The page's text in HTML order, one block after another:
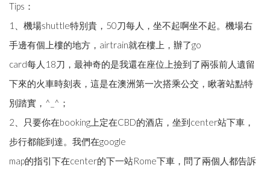
Tips：
1、機場shuttle特別貴，50刀每人，坐不起啊坐不起。機場右
手邊有個上樓的地方，airtrain就在樓上，辦了go
card每人18刀，最神奇的是我還在座位上撿到了兩張前人遺留
下來的火車時刻表，這是在澳洲第一次搭乘公交，瞅著站點特
別踏實，^_^；
2、只要你在booking上定在CBD的酒店，坐到center站下車，
步行都能到達。我們在google
map的指引下在center的下一站Rome下車，問了兩個人都告訴